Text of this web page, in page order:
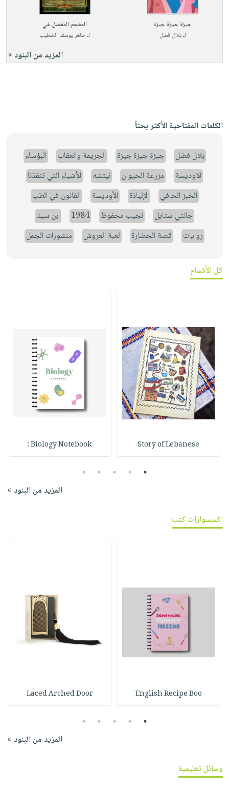
جيزة جيزة جيزة
لـبلال فضل
المعجم المفصل في
لـطاهر يوسف الخطيب
المزيد من البنود »
الكلمات المفتاحية الأكثر بحثاً
بلال فضل جيزة جيزة جيزة الجريمة والعقاب
البؤساء
الاوديسة
مزرعة الحيوان نيتشه
الأشياء التي تنقذنا
الخبز الحافي
الإلياذة الأوديسة
القانون في الطب
جانتي ستايل
نجيب محفوظ 1984
ابن سينا
روايات
قصة الحضارة لعبة العروش منشورات الجمل
كل الأقسام
Story of Lebanese
Biology Notebook :
1
2
3
4
5
المزيد من البنود »
اكسسوارات كتب
English Recipe Boo
Laced Arched Door
1
2
3
4
5
المزيد من البنود »
وسائل تعليمية